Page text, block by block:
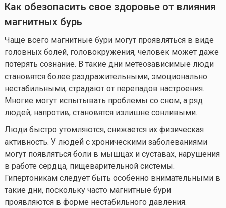
Как обезопасить свое здоровье от влияния
магнитных бурь
Чаще всего магнитные бури могут проявляться в виде
головных болей, головокружения, человек может даже
потерять сознание. В такие дни метеозависимые люди
становятся более раздражительными, эмоционально
нестабильными, страдают от перепадов настроения.
Многие могут испытывать проблемы со сном, а ряд
людей, напротив, становятся излишне сонливыми.
Люди быстро утомляются, снижается их физическая
активность. У людей с хроническими заболеваниями
могут появляться боли в мышцах и суставах, нарушения
в работе сердца, пищеварительной системы.
Гипертоникам следует быть особенно внимательными в
такие дни, поскольку часто магнитные бури
проявляются в форме нестабильного давления.